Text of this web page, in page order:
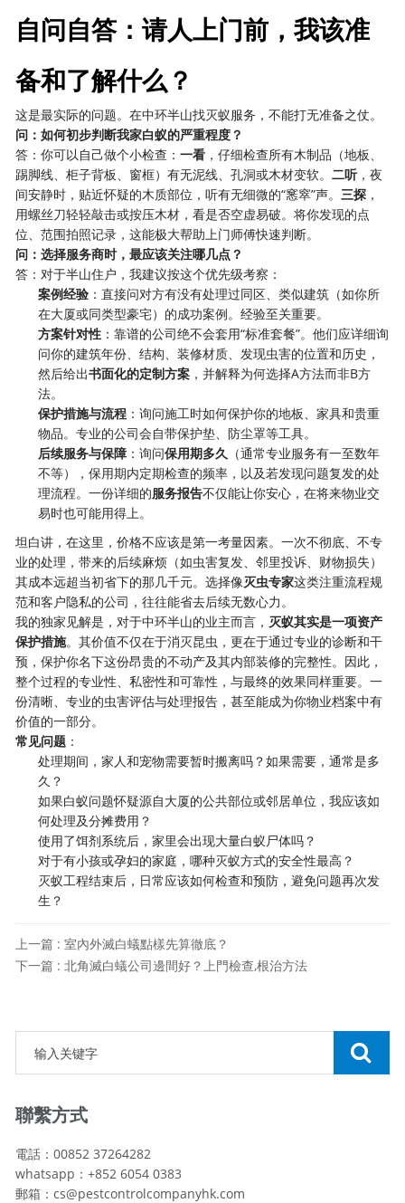
自问自答：请人上门前，我该准
备和了解什么？
这是最实际的问题。在中环半山找灭蚁服务，不能打无准备之仗。
问：如何初步判断我家白蚁的严重程度？
答：你可以自己做个小检查：一看 ，仔细检查所有木制品（地板、
踢脚线、柜子背板、窗框）有无泥线、孔洞或木材变软。二听 ，夜
间安静时，贴近怀疑的木质部位，听有无细微的“窸窣”声。三探 ，
用螺丝刀轻轻敲击或按压木材，看是否空虚易破。将你发现的点
位、范围拍照记录，这能极大帮助上门师傅快速判断。
问：选择服务商时，最应该关注哪几点？
答：对于半山住户，我建议按这个优先级考察：
案例经验 ：直接问对方有没有处理过同区、类似建筑（如你所
在大厦或同类型豪宅）的成功案例。经验至关重要。
方案针对性 ：靠谱的公司绝不会套用“标准套餐”。他们应详细询
问你的建筑年份、结构、装修材质、发现虫害的位置和历史，
然后给出书面化的定制方案 ，并解释为何选择A方法而非B方
法。
保护措施与流程 ：询问施工时如何保护你的地板、家具和贵重
物品。专业的公司会自带保护垫、防尘罩等工具。
后续服务与保障 ：询问保用期多久 （通常专业服务有一至数年
不等），保用期内定期检查的频率，以及若发现问题复发的处
理流程。一份详细的服务报告不仅能让你安心，在将来物业交
易时也可能用得上。
坦白讲，在这里，价格不应该是第一考量因素。一次不彻底、不专
业的处理，带来的后续麻烦（如虫害复发、邻里投诉、财物损失）
其成本远超当初省下的那几千元。选择像灭虫专家这类注重流程规
范和客户隐私的公司，往往能省去后续无数心力。
我的独家见解是，对于中环半山的业主而言， 灭蚁其实是一项资产
保护措施。其价值不仅在于消灭昆虫，更在于通过专业的诊断和干
预，保护你名下这份昂贵的不动产及其内部装修的完整性。因此，
整个过程的专业性、私密性和可靠性，与最终的效果同样重要。一
份清晰、专业的虫害评估与处理报告，甚至能成为你物业档案中有
价值的一部分。
常见问题 ：
处理期间，家人和宠物需要暂时搬离吗？如果需要，通常是多
久？
如果白蚁问题怀疑源自大厦的公共部位或邻居单位，我应该如
何处理及分摊费用？
使用了饵剂系统后，家里会出现大量白蚁尸体吗？
对于有小孩或孕妇的家庭，哪种灭蚁方式的安全性最高？
灭蚁工程结束后，日常应该如何检查和预防，避免问题再次发
生？
上一篇 : 室內外滅白蟻點樣先算徹底？
下一篇 : 北角滅白蟻公司邊間好？上門檢查,根治方法
聯繫方式
電話：00852 37264282
whatsapp：+852 6054 0383
郵箱：cs@pestcontrolcompanyhk.com